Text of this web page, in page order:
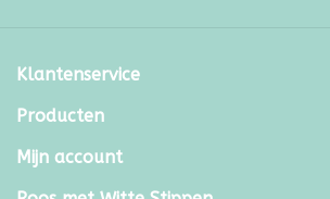
Klantenservice
Producten
Mijn account